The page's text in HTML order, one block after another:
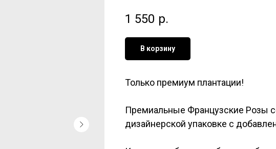
1 550 р.
В корзину
Только премиум плантации!
Премиальные Французские Розы
дизайнерской упаковке с